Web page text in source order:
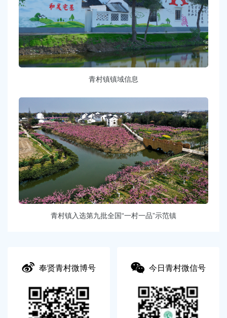
青村镇镇域信息
青村镇入选第九批全国“一村一品”示范镇
奉贤青村微博号 今日青村微信号